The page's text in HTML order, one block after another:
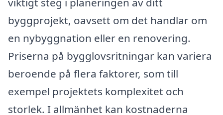
byggprojekt, oavsett om det handlar om
en nybyggnation eller en renovering.
Priserna på bygglovsritningar kan variera
beroende på flera faktorer, som till
exempel projektets komplexitet och
storlek. I allmänhet kan kostnaderna